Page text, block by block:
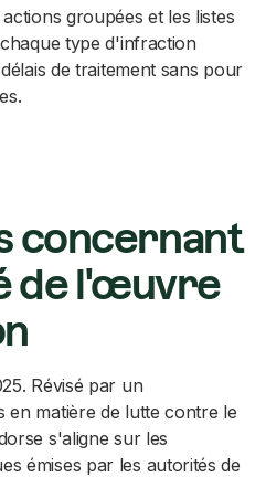
groupées et les listes
type d'infraction
de traitement sans pour
concernant
de l'œuvre
Révisé par un
en matière de lutte contre le
s'aligne sur les
émises par les autorités de